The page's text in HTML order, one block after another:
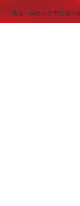
地址：乌鲁木齐市北京中